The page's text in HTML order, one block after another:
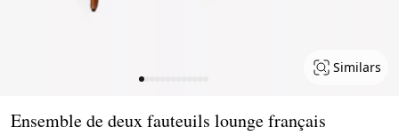
Similars
Ensemble de deux fauteuils lounge français